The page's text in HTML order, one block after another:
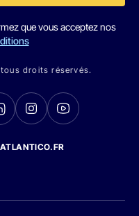
que vous acceptez nos
droits réservés.